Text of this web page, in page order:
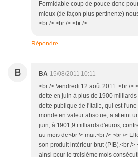
Formidable coup de pouce donc
mieux (de façon plus pertinente)
<br /> <br /> <br />
Répondre
B BA 15/08/2011 10:11
<br /> Vendredi 12 août 2011 :<br />
dette en juin à plus de 1900 milliards
dette publique de l'Italie, qui est
monde en valeur absolue, a atteint
juin, à 1901,9 milliards d'euros,
au mois de<br /> mai.<br /> <br />
son produit intérieur brut (PIB).<br />
ainsi pour le troisième mois